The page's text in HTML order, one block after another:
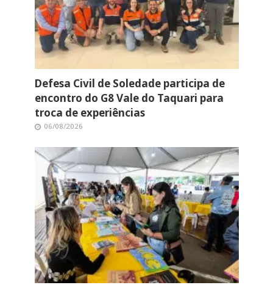
Defesa Civil de Soledade participa de
encontro do G8 Vale do Taquari para
troca de experiências
06/08/2026